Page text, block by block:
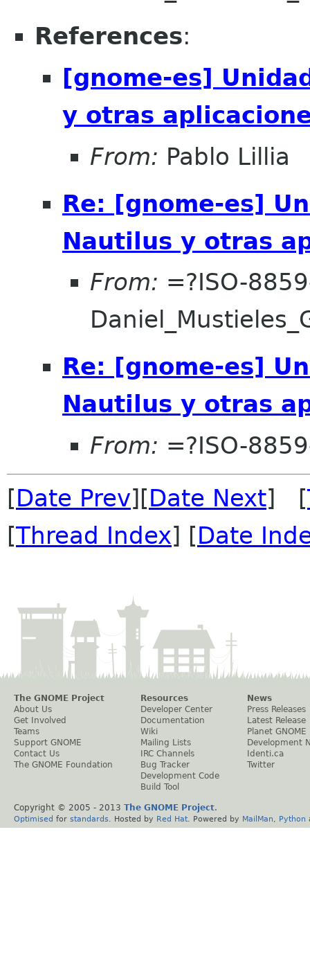
References:
[gnome-es]
y otras
From: Pablo Lillia
Re: [gnome-es]
Nautilus y otras
From: =?ISO-
Re: [gnome-es]
Nautilus y otras
From: =?ISO-
[Date Prev][Date Next] [
[Thread Index] [Date
The GNOME Project
About Us
Get Involved
Teams
Support GNOME
Contact Us
The GNOME Foundation
Resources
Developer Center
Documentation
Wiki
Mailing Lists
IRC Channels
Bug Tracker
Development Code
Build Tool
News
Press Releases
Latest Release
Planet GNOME
Development
Identi.ca
Twitter
Copyright © 2005 - 2013 The GNOME Project.
Optimised for standards . Hosted by Red Hat . Powered by MailMan Python